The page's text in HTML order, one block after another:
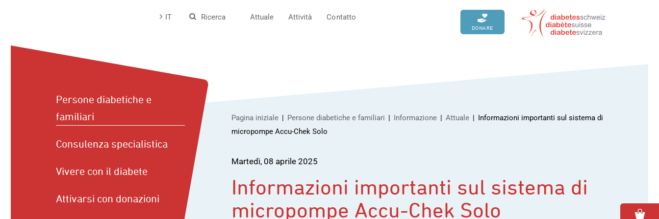
IT Ricerca Attuale Attività Contatto
DONARE
Persone diabetiche e
familiari
Newsletter
Trasferimento in Svizzera
Panoramica opuscoli
Consulenza specialistica
Vivere con il diabete
Classificazione del diabete
Diabete di tipo 2
Diabete gravidico
Diabete & guida
Diabete & viaggi
Attivarsi con donazioni
Team
Download
Pagina iniziale Persone diabetiche e familiari Informazione Attuale
Informazioni importanti sul sistema di
micropompe Accu-Chek Solo
Martedì, 08 aprile 2025
Informazioni importanti sul sistema di
micropompe Accu-Chek Solo